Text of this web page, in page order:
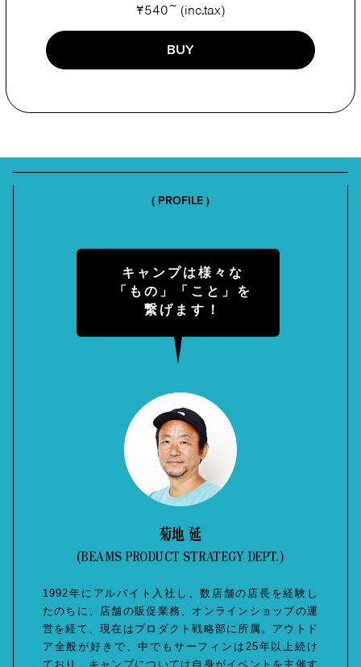
¥540~ (inc.tax)
BUY
( PROFILE )
キャンプは様々な
「もの」「こと」を
繋げます！
菊地 延
(BEAMS PRODUCT STRATEGY DEPT.)
1992年にアルバイト入社し、数店舗の店長を経験し
たのちに、店舗の販促業務、オンラインショップの運
営を経て、現在はプロダクト戦略部に所属。アウトド
ア全般が好きで、中でもサーフィンは25年以上続け
ており、キャンプについては自身がイベントを主催す